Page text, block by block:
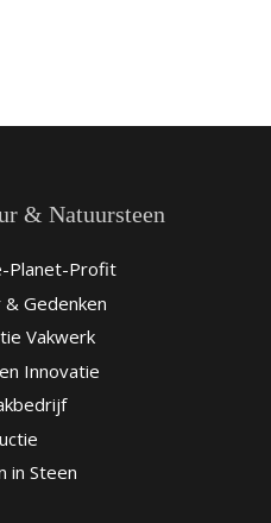
& Natuursteen
Planet-Profit
& Gedenken
Vakwerk
Innovatie
in Steen